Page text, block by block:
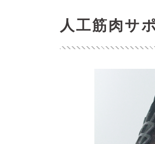
人工筋肉サ